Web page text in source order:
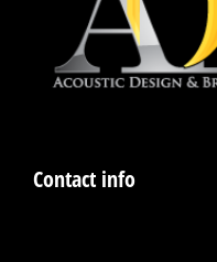
Contact info